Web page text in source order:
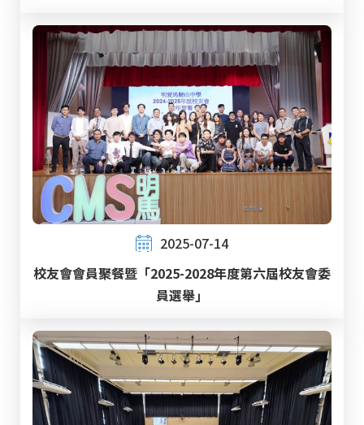
2025-07-14
校友會會員聚餐暨「2025-2028年度第六屆校友會委
員選舉」